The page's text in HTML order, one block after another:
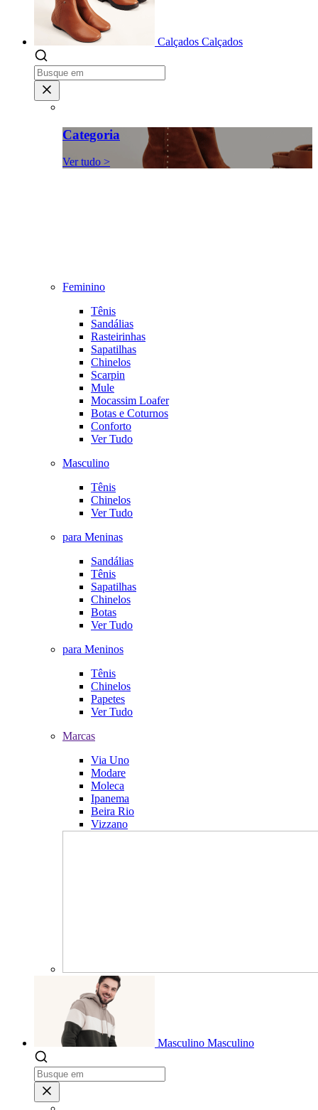
Calçados Calçados
Categoria
Ver tudo >
Feminino
Tênis
Sandálias
Rasteirinhas
Sapatilhas
Chinelos
Scarpin
Mule
Mocassim Loafer
Botas e Coturnos
Conforto
Ver Tudo
Masculino
Tênis
Chinelos
Ver Tudo
para Meninas
Sandálias
Tênis
Sapatilhas
Chinelos
Botas
Ver Tudo
para Meninos
Tênis
Chinelos
Papetes
Ver Tudo
Marcas
Via Uno
Modare
Moleca
Ipanema
Beira Rio
Vizzano
Masculino Masculino